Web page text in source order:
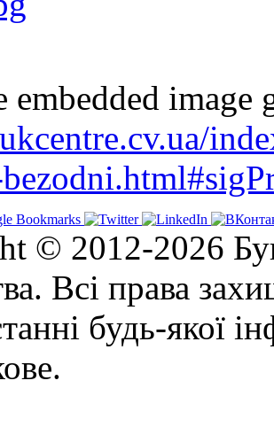
embedded image
© 2012-2026
Всі права
будь-якої